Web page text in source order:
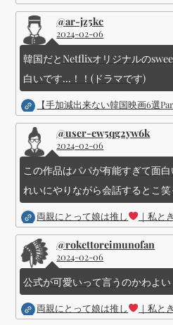
@ar-jz5kc
2024-02-06
韓国だとNetflixオリジナルの
白いです...！！(ドラマです)
【手加減出来ない韓国映画6選
@user-ew5qg2yw6k
2024-02-06
この作品はパパが有能すぎて面
れいにやりながら会話するとこ笑
両親にとって娘は推し ｜私と
@rokettoreimunofan
2024-02-06
公式が可愛いって言うのかわよい
両親にとって娘は推し ｜私と